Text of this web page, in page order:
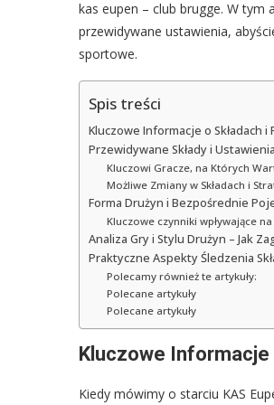
kas eupen – club brugge. W tym
przewidywane ustawienia,
sportowe.
Spis treści
Kluczowe Informacje o Składach
Przewidywane Składy i
Kluczowi Gracze, na Których
Możliwe Zmiany w Składach i
Forma Drużyn i Bezpośrednie
Kluczowe czynniki wpływające
Analiza Gry i Stylu Drużyn – Jak
Praktyczne Aspekty Śledzenia
Polecamy również te artykuły:
Polecane artykuły
Polecane artykuły
Kluczowe Informacje
Kiedy mówimy o starciu KAS